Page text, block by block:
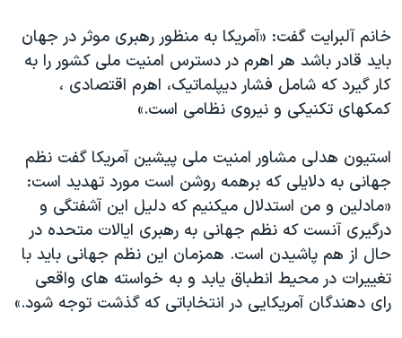
خانم آلبرایت گفت: «آمریکا به منظور رهبری موثر در جهان
باید قادر باشد هر اهرم در دسترس امنیت ملی کشور را به
کار گیرد که شامل فشار دیپلماتیک، اهرم اقتصادی ،
کمکهای تکنیکی و نیروی نظامی است.»
استیون هدلی مشاور امنیت ملی پیشین آمریکا گفت نظم
جهانی به دلایلی که برهمه روشن است مورد تهدید است:
«مادلین و من استدلال میکنیم که دلیل این آشفتگی و
درگیری آنست که نظم جهانی به رهبری ایالات متحده در
حال از هم پاشیدن است. همزمان این نظم جهانی باید با
تغییرات در محیط انطباق یابد و به خواسته های واقعی
رای دهندگان آمریکایی در انتخاباتی که گذشت توجه شود.»